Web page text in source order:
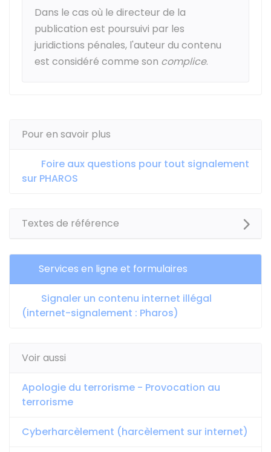
Dans le cas où le directeur de la
publication est poursuivi par les
juridictions pénales, l'auteur du contenu
est considéré comme son complice.
Pour en savoir plus
Foire aux questions pour tout signalement
sur PHAROS
Textes de référence
Services en ligne et formulaires
Signaler un contenu internet illégal
(internet-signalement : Pharos)
Voir aussi
Apologie du terrorisme - Provocation au
terrorisme
Cyberharcèlement (harcèlement sur internet)